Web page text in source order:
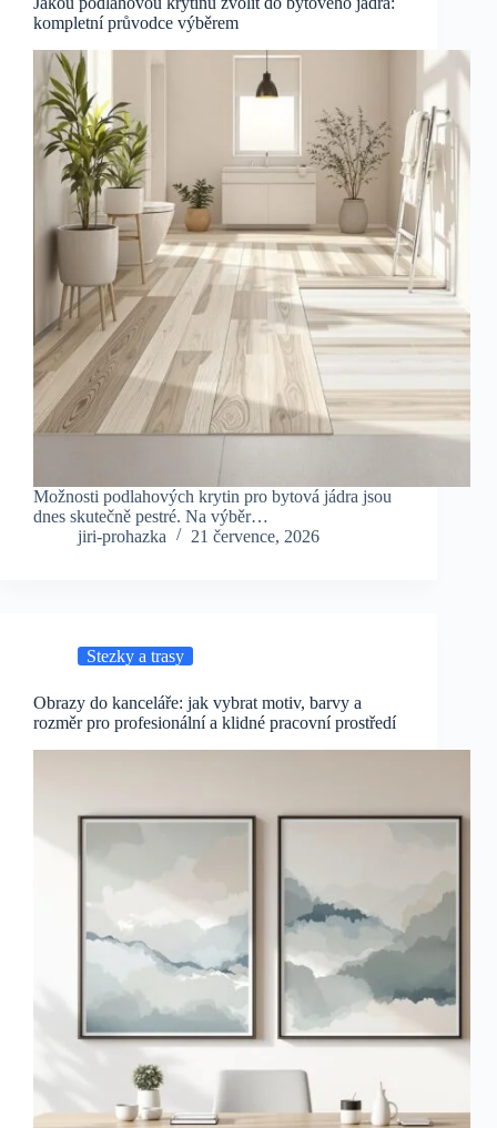
kompletní průvodce výběrem
Možnosti podlahových krytin pro bytová jádra jsou
dnes skutečně pestré. Na výběr…
jiri-prohazka
21 července, 2026
Stezky a trasy
Obrazy do kanceláře: jak vybrat motiv, barvy a
rozměr pro profesionální a klidné pracovní prostředí